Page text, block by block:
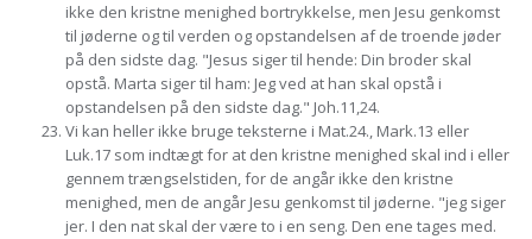
ikke den kristne menighed bortrykkelse, men Jesu genkomst
til jøderne og til verden og opstandelsen af de troende jøder
på den sidste dag. "Jesus siger til hende: Din broder skal
opstå. Marta siger til ham: Jeg ved at han skal opstå i
opstandelsen på den sidste dag." Joh.11,24.
Vi kan heller ikke bruge teksterne i Mat.24., Mark.13 eller
Luk.17 som indtægt for at den kristne menighed skal ind i eller
gennem trængselstiden, for de angår ikke den kristne
menighed, men de angår Jesu genkomst til jøderne. "jeg siger
jer. I den nat skal der være to i en seng. Den ene tages med.